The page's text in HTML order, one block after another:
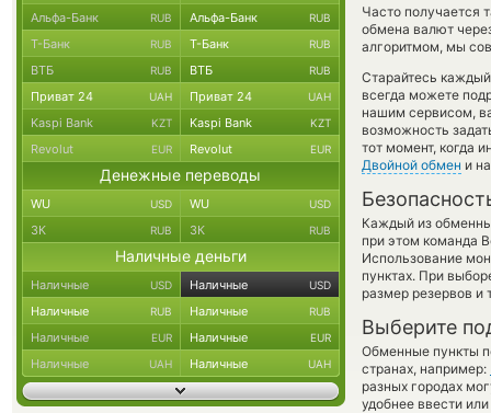
Часто получается
обмена валют
алгоритмом, мы
Старайтесь
всегда можете
нашим сервисом,
возможность
тот момент, когда
Двойной обмен и
Каждый из
при этом команда
Использование
пунктах. При
размер резервов и
Выберите
Обменные пункты
странах, например:
разных городах
удобнее ввести
Альфа-Банк RUB Альфа-Банк RUB
Т-Банк RUB Т-Банк RUB
ВТБ RUB ВТБ RUB
Приват 24 UAH Приват 24 UAH
Kaspi Bank KZT Kaspi Bank KZT
Revolut EUR Revolut EUR
Денежные переводы
WU USD WU USD
ЗК RUB ЗК RUB
Наличные деньги
Наличные USD Наличные USD
Наличные RUB Наличные RUB
Наличные EUR Наличные EUR
Наличные UAH Наличные UAH